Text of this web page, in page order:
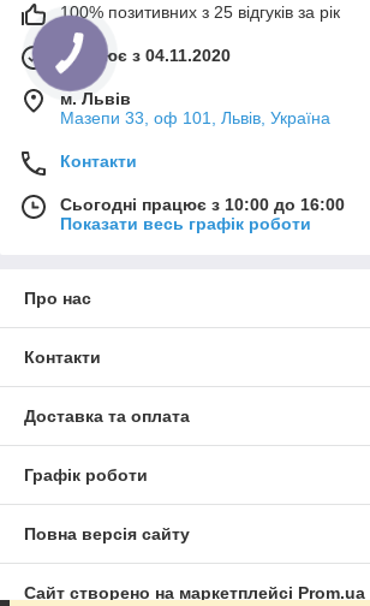
100% позитивних з 25 відгуків за рік
Працює з 04.11.2020
м. Львів
Мазепи 33, оф 101, Львів, Україна
Контакти
Сьогодні працює з 10:00 до 16:00
Показати весь графік роботи
Про нас
Контакти
Доставка та оплата
Графік роботи
Повна версія сайту
Сайт створено на маркетплейсі Prom.ua